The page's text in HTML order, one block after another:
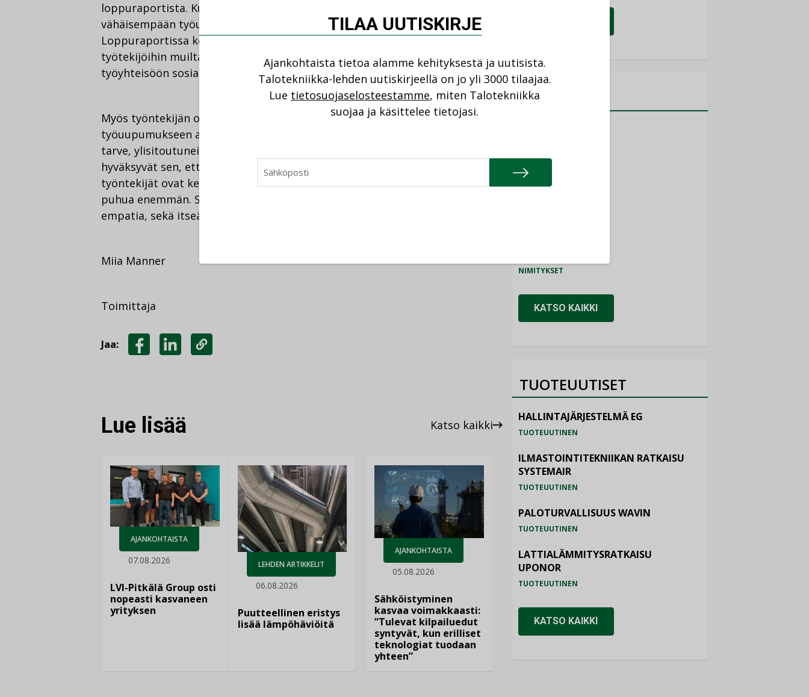
loppuraportista. Kun etätyötä tehtiin alle puolet työajasta, se kytkeytyi
vähäisempään työuupumusoireiluun verrattuna runsaaseen etätyöhön.
Loppuraportissa kehotetaan kiinnittämään erityisesti huomiota nuoriin
työtekijöihin muiltakin osin: perehdytyksen tulee olla pitkäjänteistä ja
työyhteisöön sosiaalistuminen tulee turvata.
Myös työntekijän omilla toimilla on merkittävä rooli. Toistuvaan
työuupumukseen altistuvilla saattaa olla taustalla korkea hyväksynnän
tarve, ylisitoutuneisuus ja työholismi. Tarvitaan myös johtajia, jotka
hyväksyvät sen, että parhaat tulokset syntyvät ympäristössä, missä
työntekijät ovat kestävästi hyvinvoivia. Inhimillisestä työelämästä pitäisikin
puhua enemmän. Sen kulmakiviä ovat aito läsnäolo, ymmärrys, arvostus ja
empatia, sekä itseä että kollegoita kohtaan.
Miia Manner
Toimittaja
Jaa:
Lue lisää Katso kaikki
AJANKOHTAISTA
07.08.2026
LVI-Pitkälä Group osti
nopeasti kasvaneen
yrityksen
LEHDEN ARTIKKELIT
06.08.2026
Puutteellinen eristys
lisää lämpöhäviöitä
AJANKOHTAISTA
05.08.2026
Sähköistyminen
kasvaa voimakkaasti:
”Tulevat kilpailuedut
syntyvät, kun erilliset
teknologiat tuodaan
yhteen”
NIMITYKSET
Refair
NIMITYKSET
NIMITYKSET
KATSO KAIKKI
TUOTEUUTISET
HALLINTAJÄRJESTELMÄ EG
TUOTEUUTINEN
ILMASTOINTITEKNIIKAN RATKAISU
SYSTEMAIR
TUOTEUUTINEN
PALOTURVALLISUUS WAVIN
TUOTEUUTINEN
LATTIALÄMMITYSRATKAISU
UPONOR
TUOTEUUTINEN
KATSO KAIKKI
TILAA UUTISKIRJE
Ajankohtaista tietoa alamme kehityksestä ja uutisista.
Talotekniikka-lehden uutiskirjeellä on jo yli 3000 tilaajaa.
Lue tietosuojaselosteestamme, miten Talotekniikka
suojaa ja käsittelee tietojasi.